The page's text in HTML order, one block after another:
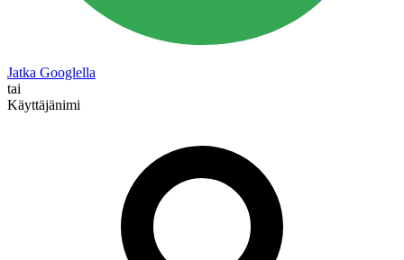
Jatka Googlella
tai
Käyttäjänimi